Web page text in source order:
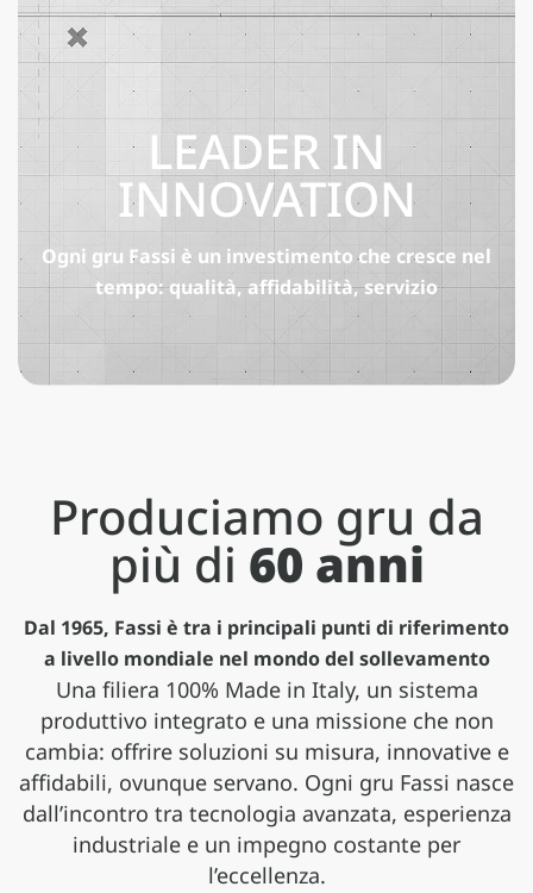
LEADER IN
INNOVATION
Ogni gru Fassi è un investimento che cresce nel
tempo: qualità, affidabilità, servizio
Produciamo gru da
più di 60 anni
Dal 1965, Fassi è tra i principali punti di riferimento
a livello mondiale nel mondo del sollevamento
Una filiera 100% Made in Italy, un sistema
produttivo integrato e una missione che non
cambia: offrire soluzioni su misura, innovative e
affidabili, ovunque servano. Ogni gru Fassi nasce
dall’incontro tra tecnologia avanzata, esperienza
industriale e un impegno costante per
l’eccellenza.
Gamma pesante
Gru oltre 50 tm, compatte e leggere, con
prestazioni di sollevamento eccezionali
Gamma media
Gru da 20 tm in su, dinamiche e prestanti,
ideali per autocarri a 2 e 3 assi
Gamma leggera
Gru da 1 a 20 tm, compatte e leggere, con
tutta la qualità costruttiva Fassi
Serie speciali
Gru compatte e performanti per
applicazioni professionali specifiche
Applicazioni
Le gru Fassi trovano impiego in una vasta
gamma di settori, adattandosi con
versatilità a esigenze differenti e scenari
operativi complessi